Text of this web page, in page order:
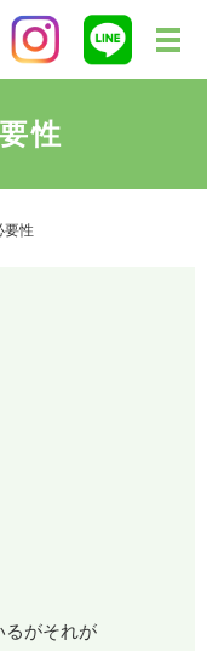
性
要性
るがそれが